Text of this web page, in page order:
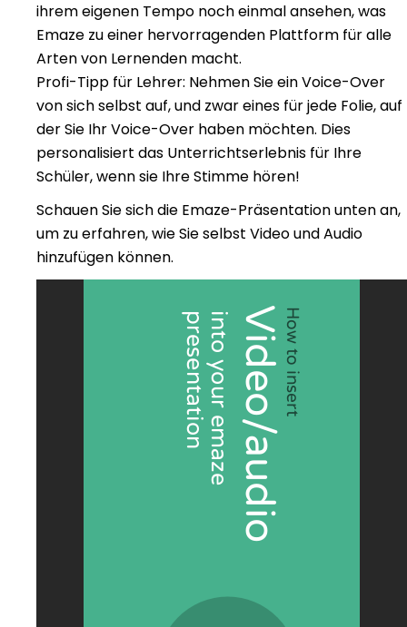
ihrem eigenen Tempo noch einmal ansehen, was
Emaze zu einer hervorragenden Plattform für alle
Arten von Lernenden macht.
Profi-Tipp für Lehrer: Nehmen Sie ein Voice-Over
von sich selbst auf, und zwar eines für jede Folie, auf
der Sie Ihr Voice-Over haben möchten. Dies
personalisiert das Unterrichtserlebnis für Ihre
Schüler, wenn sie Ihre Stimme hören!
Schauen Sie sich die Emaze-Präsentation unten an,
um zu erfahren, wie Sie selbst Video und Audio
hinzufügen können.